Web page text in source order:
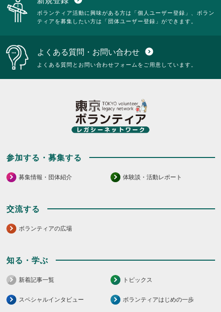
ボランティア活動に興味がある方は「個人ユーザー登録」、ボラン
ティアを募集したい方は「団体ユーザー登録」ができます。
よくある質問・お問い合わせ expand_circle_down
よくある質問とお問い合わせフォームをご用意しています。
参加する・募集する
募集情報・団体紹介 体験談・活動レポート
交流する
ボランティアの広場
知る・学ぶ
新着記事一覧 トピックス
スペシャルインタビュー ボランティアはじめの一歩